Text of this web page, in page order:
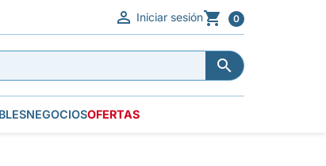
 Iniciar sesión 0


NEGOCIOSOFERTAS